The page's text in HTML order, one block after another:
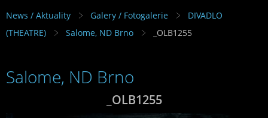
News / Aktuality Galery / Fotogalerie
DIVADLO
(THEATRE)
Salome, ND Brno _OLB1255
Salome, ND Brno
_OLB1255